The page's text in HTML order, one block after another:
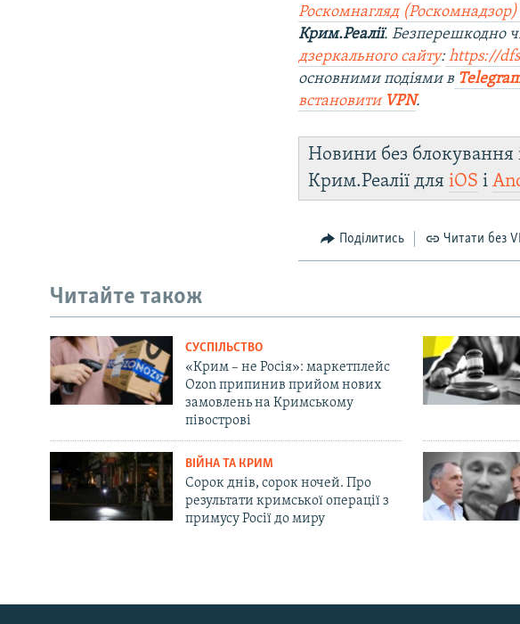
Русский
Роскомнагляд (Роскомнадзор)
Крим.Реалії. Безперешкодно
дзеркального сайту: https://
основними подіями в
встановити VPN.
Новини без блокування
Крим.Реалії дляiOS і
Поділитись Читати без
Читайте також
СУСПІЛЬСТВО
«Крим – не Росія»: маркетплейс
Ozon припинив прийом нових
замовлень на Кримському
півострові
ВІЙНА ТА КРИМ
Сорок днів, сорок ночей. Про
результати кримської операції з
примусу Росії до миру